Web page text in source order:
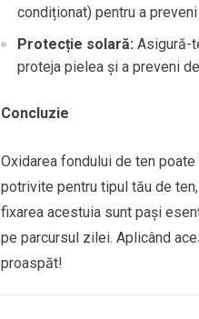
condiționat) pentru a
Protecție solară: Asigură-
proteja pielea și a preveni
Concluzie
Oxidarea fondului de ten
potrivite pentru tipul tău de
fixarea acestuia sunt pași
pe parcursul zilei. Aplicând
proaspăt!